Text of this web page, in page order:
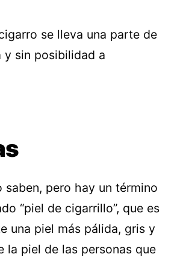
se lleva una parte de
y sin posibilidad a
saben, pero hay un término
“piel de cigarrillo”, que es
una piel más pálida, gris y
la piel de las personas que